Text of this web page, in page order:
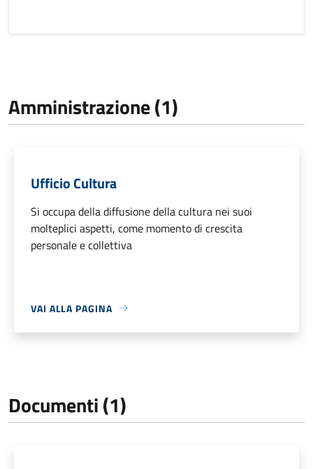
Amministrazione (1)
Ufficio Cultura
Si occupa della diffusione della cultura nei suoi
molteplici aspetti, come momento di crescita
personale e collettiva
VAI ALLA PAGINA
Documenti (1)